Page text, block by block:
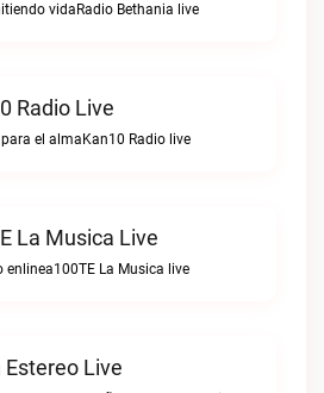
vidaRadio Bethania live
Radio Live
el almaKan10 Radio live
La Musica Live
enlinea100TE La Musica live
Estereo Live